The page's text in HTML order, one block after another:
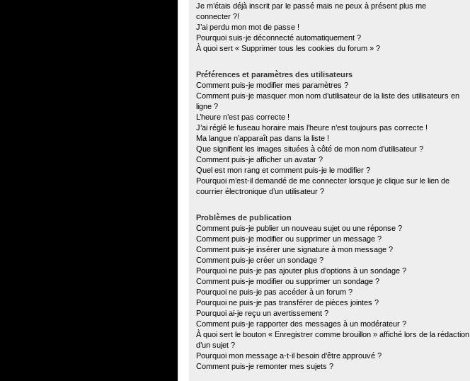
Je m’étais déjà inscrit par le passé mais ne peux à présent plus me
connecter ?!
J’ai perdu mon mot de passe !
Pourquoi suis-je déconnecté automatiquement ?
À quoi sert « Supprimer tous les cookies du forum » ?
Préférences et paramètres des utilisateurs
Comment puis-je modifier mes paramètres ?
Comment puis-je masquer mon nom d’utilisateur de la liste des utilisateurs en
ligne ?
L’heure n’est pas correcte !
J’ai réglé le fuseau horaire mais l’heure n’est toujours pas correcte !
Ma langue n’apparaît pas dans la liste !
Que signifient les images situées à côté de mon nom d’utilisateur ?
Comment puis-je afficher un avatar ?
Quel est mon rang et comment puis-je le modifier ?
Pourquoi m’est-il demandé de me connecter lorsque je clique sur le lien de
courrier électronique d’un utilisateur ?
Problèmes de publication
Comment puis-je publier un nouveau sujet ou une réponse ?
Comment puis-je modifier ou supprimer un message ?
Comment puis-je insérer une signature à mon message ?
Comment puis-je créer un sondage ?
Pourquoi ne puis-je pas ajouter plus d’options à un sondage ?
Comment puis-je modifier ou supprimer un sondage ?
Pourquoi ne puis-je pas accéder à un forum ?
Pourquoi ne puis-je pas transférer de pièces jointes ?
Pourquoi ai-je reçu un avertissement ?
Comment puis-je rapporter des messages à un modérateur ?
À quoi sert le bouton « Enregistrer comme brouillon » affiché lors de la rédaction
d’un sujet ?
Pourquoi mon message a-t-il besoin d’être approuvé ?
Comment puis-je remonter mes sujets ?